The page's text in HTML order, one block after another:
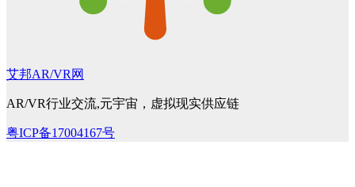
艾邦AR/VR网
AR/VR行业交流,元宇宙，虚拟现实供应链
粤ICP备17004167号